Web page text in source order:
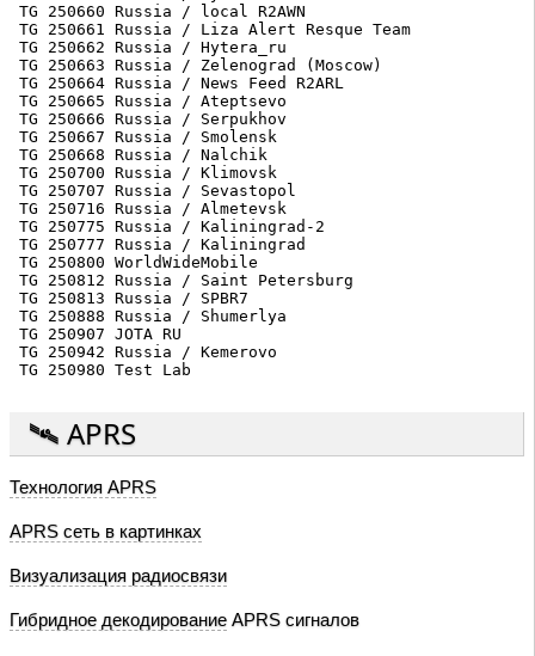
🛰️ APRS
Технология APRS
APRS сеть в картинках
Визуализация радиосвязи
Гибридное декодирование APRS сигналов